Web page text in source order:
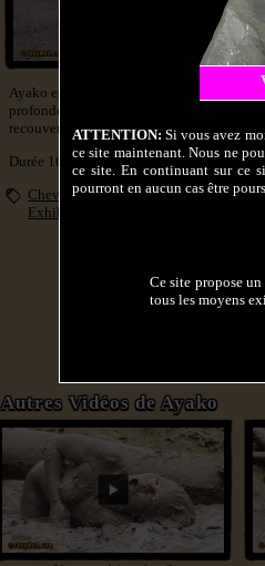
ATTENTION: Si vous avez
ce site maintenant. Nous ne
ce site. En continuant sur ce
pourront en aucun cas être
Ce site propose
tous les moyens
Ayako est entièrement recouverte de
profonde et s'amuse beaucoup dans cette
recouverte. Ensuite, elle roule sur elle-
Durée 16:07
Cheveux longs, Petits seins,Brune,
Exhibitionniste
Windows
Définition Standard -
Autres Vidéos de Ayako